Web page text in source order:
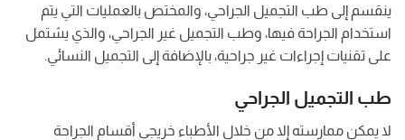
ينقسم إلى طب التجميل الجراحي، والمختص بالعمليات التي يتم
استخدام الجراحة فيها، وطب التجميل غير الجراحي، والذي يشتمل
على تقنيات إجراءات غير جراحية، بالإضافة إلى التجميل النسائي.
طب التجميل الجراحي
لا يمكن ممارسته إلا من خلال الأطباء خريجي أقسام الجراحة